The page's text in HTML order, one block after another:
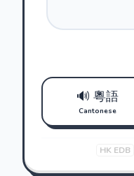
🔊 粵語
Cantonese
HK EDB